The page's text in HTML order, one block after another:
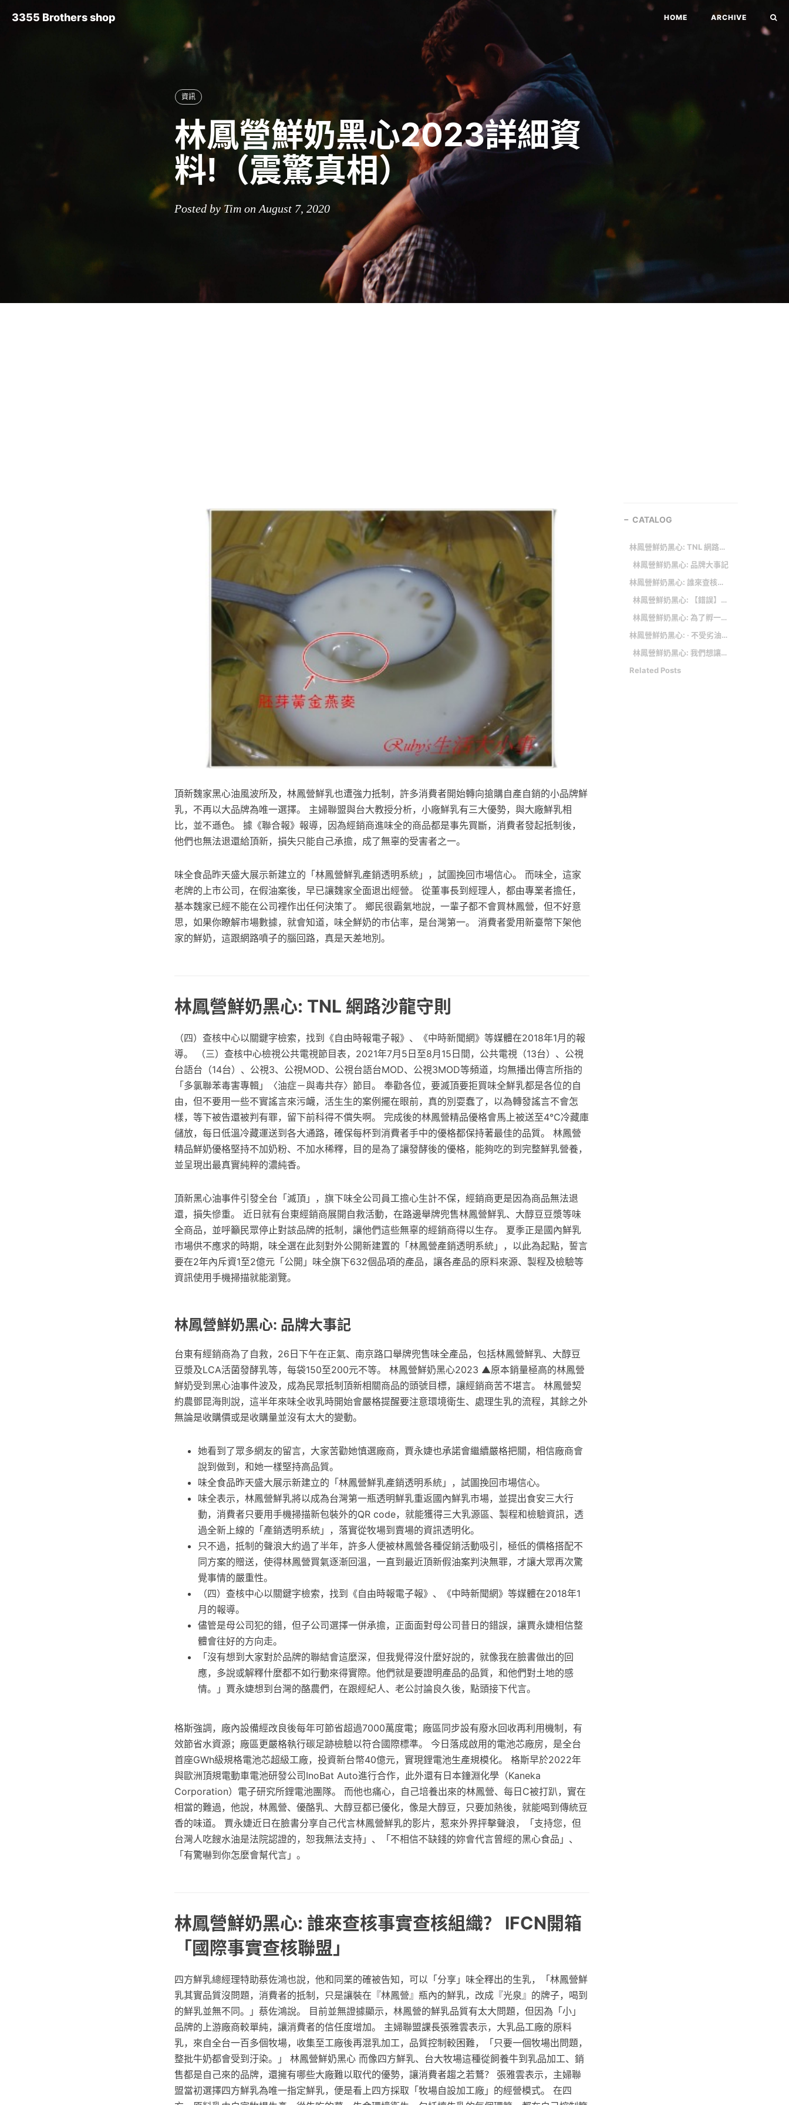
3355 Brothers shop HOME ARCHIVE
資訊
林鳳營鮮奶黑心2023詳細資
料!（震驚真相）
Posted by Tim on August 7, 2020
頂新魏家黑心油風波所及，林鳳營鮮乳也遭強力抵制，許多消費者開始轉向搶購自產自銷的小品牌鮮
乳，不再以大品牌為唯一選擇。 主婦聯盟與台大教授分析，小廠鮮乳有三大優勢，與大廠鮮乳相
比，並不遜色。 據《聯合報》報導，因為經銷商進味全的商品都是事先買斷，消費者發起抵制後，
他們也無法退還給頂新，損失只能自己承擔，成了無辜的受害者之一。
味全食品昨天盛大展示新建立的「林鳳營鮮乳產銷透明系統」，試圖挽回市場信心。 而味全，這家
老牌的上市公司，在假油案後，早已讓魏家全面退出經營。 從董事長到經理人，都由專業者擔任，
基本魏家已經不能在公司裡作出任何決策了。 鄉民很霸氣地說，一輩子都不會買林鳳營，但不好意
思，如果你瞭解市場數據，就會知道，味全鮮奶的市佔率，是台灣第一。 消費者愛用新臺幣下架他
家的鮮奶，這跟網路噴子的腦回路，真是天差地別。
林鳳營鮮奶黑心: TNL 網路沙龍守則
（四）查核中心以關鍵字檢索，找到《自由時報電子報》、《中時新聞網》等媒體在2018年1月的報
導。 （三）查核中心檢視公共電視節目表，2021年7月5日至8月15日間，公共電視（13台）、公視
台語台（14台）、公視3、公視MOD、公視台語台MOD、公視3MOD等頻道，均無播出傳言所指的
「多氯聯苯毒害專輯」〈油症－與毒共存〉節目。 奉勸各位，要滅頂要拒買味全鮮乳都是各位的自
由，但不要用一些不實謠言來污衊，活生生的案例擺在眼前，真的別耍蠢了，以為轉發謠言不會怎
樣，等下被告還被判有罪，留下前科得不償失啊。 完成後的林鳳營精品優格會馬上被送至4℃冷藏庫
儲放，每日低溫冷藏運送到各大通路，確保每杯到消費者手中的優格都保持著最佳的品質。 林鳳營
精品鮮奶優格堅持不加奶粉、不加水稀釋，目的是為了讓發酵後的優格，能夠吃的到完整鮮乳營養，
並呈現出最真實純粹的濃純香。
頂新黑心油事件引發全台「滅頂」，旗下味全公司員工擔心生計不保，經銷商更是因為商品無法退
還，損失慘重。 近日就有台東經銷商展開自救活動，在路邊舉牌兜售林鳳營鮮乳、大醇豆豆漿等味
全商品，並呼籲民眾停止對該品牌的抵制，讓他們這些無辜的經銷商得以生存。 夏季正是國內鮮乳
市場供不應求的時期，味全選在此刻對外公開新建置的「林鳳營產銷透明系統」，以此為起點，誓言
要在2年內斥資1至2億元「公開」味全旗下632個品項的產品，讓各產品的原料來源、製程及檢驗等
資訊使用手機掃描就能瀏覽。
林鳳營鮮奶黑心: 品牌大事記
台東有經銷商為了自救，26日下午在正氣、南京路口舉牌兜售味全產品，包括林鳳營鮮乳、大醇豆
豆漿及LCA活菌發酵乳等，每袋150至200元不等。 林鳳營鮮奶黑心2023 ▲原本銷量極高的林鳳營
鮮奶受到黑心油事件波及，成為民眾抵制頂新相關商品的頭號目標，讓經銷商苦不堪言。 林鳳營契
約農鄧昆海則說，這半年來味全收乳時開始會嚴格提醒要注意環境衛生、處理生乳的流程，其餘之外
無論是收購價或是收購量並沒有太大的變動。
她看到了眾多網友的留言，大家苦勸她慎選廠商，賈永婕也承諾會繼續嚴格把關，相信廠商會
說到做到，和她一樣堅持高品質。
味全食品昨天盛大展示新建立的「林鳳營鮮乳產銷透明系統」，試圖挽回市場信心。
味全表示，林鳳營鮮乳將以成為台灣第一瓶透明鮮乳重返國內鮮乳市場，並提出食安三大行
動，消費者只要用手機掃描新包裝外的QR code，就能獲得三大乳源區、製程和檢驗資訊，透
過全新上線的「產銷透明系統」，落實從牧場到賣場的資訊透明化。
只不過，抵制的聲浪大約過了半年，許多人便被林鳳營各種促銷活動吸引，極低的價格搭配不
同方案的贈送，使得林鳳營買氣逐漸回溫，一直到最近頂新假油案判決無罪，才讓大眾再次驚
覺事情的嚴重性。
（四）查核中心以關鍵字檢索，找到《自由時報電子報》、《中時新聞網》等媒體在2018年1
月的報導。
儘管是母公司犯的錯，但子公司選擇一併承擔，正面面對母公司昔日的錯誤，讓賈永婕相信整
體會往好的方向走。
「沒有想到大家對於品牌的聯結會這麼深，但我覺得沒什麼好說的，就像我在臉書做出的回
應，多說或解釋什麼都不如行動來得實際。他們就是要證明產品的品質，和他們對土地的感
情。」賈永婕想到台灣的酪農們，在跟經紀人、老公討論良久後，點頭接下代言。
格斯強調，廠內設備經改良後每年可節省超過7000萬度電；廠區同步設有廢水回收再利用機制，有
效節省水資源；廠區更嚴格執行碳足跡檢驗以符合國際標準。 今日落成啟用的電池芯廠房，是全台
首座GWh級規格電池芯超級工廠，投資新台幣40億元，實現鋰電池生產規模化。 格斯早於2022年
與歐洲頂規電動車電池研發公司InoBat Auto進行合作，此外還有日本鐘淵化學（Kaneka
Corporation）電子研究所鋰電池團隊。 而他也痛心，自己培養出來的林鳳營、每日C被打趴，實在
相當的難過，他說，林鳳營、優酪乳、大醇豆都已優化，像是大醇豆，只要加熱後，就能喝到傳統豆
香的味道。 賈永婕近日在臉書分享自己代言林鳳營鮮乳的影片，惹來外界抨擊聲浪，「支持您，但
台灣人吃餿水油是法院認證的，恕我無法支持」、「不相信不缺錢的妳會代言曾經的黑心食品」、
「有驚嚇到你怎麼會幫代言」。
林鳳營鮮奶黑心: 誰來查核事實查核組織？ IFCN開箱
「國際事實查核聯盟」
四方鮮乳總經理特助蔡佐鴻也說，他和同業的確被告知，可以「分享」味全釋出的生乳，「林鳳營鮮
乳其實品質沒問題，消費者的抵制，只是讓裝在『林鳳營』瓶內的鮮乳，改成『光泉』的牌子，喝到
的鮮乳並無不同。」蔡佐鴻說。 目前並無證據顯示，林鳳營的鮮乳品質有太大問題，但因為「小」
品牌的上游廠商較單純，讓消費者的信任度增加。 主婦聯盟課長張雅雲表示，大乳品工廠的原料
乳，來自全台一百多個牧場，收集至工廠後再混乳加工，品質控制較困難，「只要一個牧場出問題，
整批牛奶都會受到汙染。」 林鳳營鮮奶黑心 而像四方鮮乳、台大牧場這種從飼養牛到乳品加工、銷
售都是自己來的品牌，還擁有哪些大廠難以取代的優勢，讓消費者趨之若鶩？ 張雅雲表示，主婦聯
盟當初選擇四方鮮乳為唯一指定鮮乳，便是看上四方採取「牧場自設加工廠」的經營模式。 在四
CATALOG
林鳳營鮮奶黑心: TNL 網路沙龍守則
林鳳營鮮奶黑心: 品牌大事記
林鳳營鮮奶黑心: 誰來查核事實查核組織？ IFCN開箱「國際事實查核聯盟」
林鳳營鮮奶黑心: 【錯誤】網傳「今晚上10:00 公視 第13台 已經查出來了~ 原來林鳳營鮮乳是加了許多「化學物質」的化工鮮奶」？
林鳳營鮮奶黑心: 為了孵一包豆芽菜，他開了一間透明工廠！洪正欣為國產大豆找出路，有機種豆來孵芽
林鳳營鮮奶黑心: ‧ 不受劣油影響？王品旗下餐廳生意好 民眾：吃多了沒差
林鳳營鮮奶黑心: 我們想讓你知道的是
Related Posts